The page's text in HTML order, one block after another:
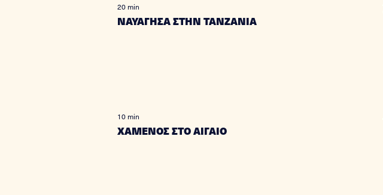
20 min
ΝΑΥΑΓΗΣΑ ΣΤΗΝ ΤΑΝΖΑΝΙΑ
10 min
ΧΑΜΕΝΟΣ ΣΤΟ ΑΙΓΑΙΟ